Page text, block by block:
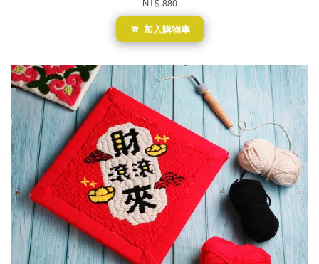
加入購物車